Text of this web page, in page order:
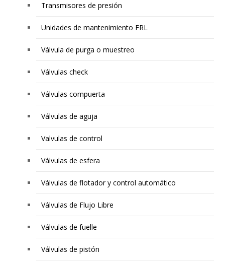
Transmisores de presión
Unidades de mantenimiento FRL
Válvula de purga o muestreo
Válvulas check
Válvulas compuerta
Válvulas de aguja
Valvulas de control
Válvulas de esfera
Válvulas de flotador y control automático
Válvulas de Flujo Libre
Válvulas de fuelle
Válvulas de pistón